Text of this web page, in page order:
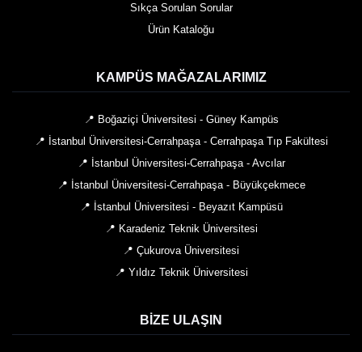
Sıkça Sorulan Sorular
Ürün Kataloğu
KAMPÜS MAĞAZALARIMIZ
📍 Boğaziçi Üniversitesi - Güney Kampüs
📍 İstanbul Üniversitesi-Cerrahpaşa - Cerrahpaşa Tıp Fakültesi
📍 İstanbul Üniversitesi-Cerrahpaşa - Avcılar
📍 İstanbul Üniversitesi-Cerrahpaşa - Büyükçekmece
📍 İstanbul Üniversitesi - Beyazıt Kampüsü
📍 Karadeniz Teknik Üniversitesi
📍 Çukurova Üniversitesi
📍 Yıldız Teknik Üniversitesi
BIZE ULAŞIN